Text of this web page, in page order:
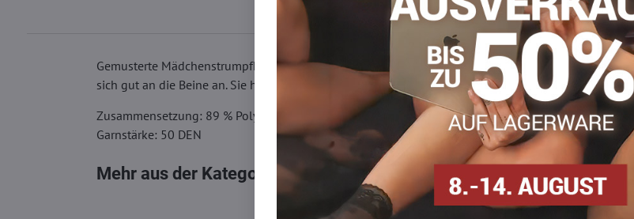
Beschreibung Bewertungen 0
Gemusterte Mädchenstrumpfhose aus Mikrofaser mit Strasssteinen. Dank der 3D-Technologie
sich gut an die Beine an. Sie haben einen eingenähten Keil.
Zusammensetzung: 89 % Polyamid, 11 % Elasthan
Garnstärke: 50 DEN
Mehr aus der Kategorie Strumpfhosen Kinder Strumpfhosen